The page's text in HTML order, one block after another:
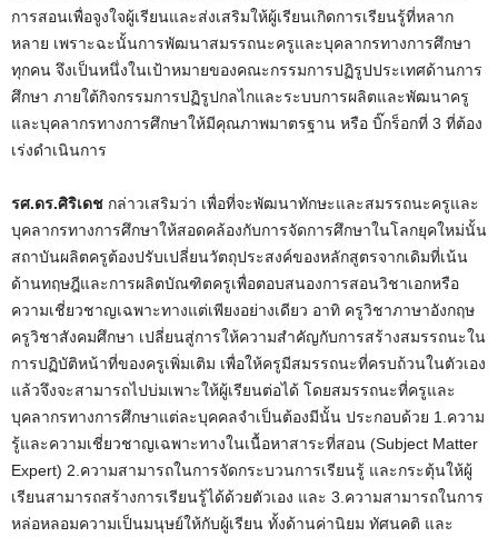
การสอนเพื่อจูงใจผู้เรียนและส่งเสริมให้ผู้เรียนเกิดการเรียนรู้ที่หลาก
หลาย เพราะฉะนั้นการพัฒนาสมรรถนะครูและบุคลากรทางการศึกษา
ทุกคน จึงเป็นหนึ่งในเป้าหมายของคณะกรรมการปฏิรูปประเทศด้านการ
ศึกษา ภายใต้กิจกรรมการปฏิรูปกลไกและระบบการผลิตและพัฒนาครู
และบุคลากรทางการศึกษาให้มีคุณภาพมาตรฐาน หรือ บิ๊กร็อกที่ 3 ที่ต้อง
เร่งดำเนินการ
รศ.ดร.ศิริเดช กล่าวเสริมว่า เพื่อที่จะพัฒนาทักษะและสมรรถนะครูและ
บุคลากรทางการศึกษาให้สอดคล้องกับการจัดการศึกษาในโลกยุคใหม่นั้น
สถาบันผลิตครูต้องปรับเปลี่ยนวัตถุประสงค์ของหลักสูตรจากเดิมที่เน้น
ด้านทฤษฎีและการผลิตบัณฑิตครูเพื่อตอบสนองการสอนวิชาเอกหรือ
ความเชี่ยวชาญเฉพาะทางแต่เพียงอย่างเดียว อาทิ ครูวิชาภาษาอังกฤษ
ครูวิชาสังคมศึกษา เปลี่ยนสู่การให้ความสำคัญกับการสร้างสมรรถนะใน
การปฏิบัติหน้าที่ของครูเพิ่มเติม เพื่อให้ครูมีสมรรถนะที่ครบถ้วนในตัวเอง
แล้วจึงจะสามารถไปบ่มเพาะให้ผู้เรียนต่อได้ โดยสมรรถนะที่ครูและ
บุคลากรทางการศึกษาแต่ละบุคคลจำเป็นต้องมีนั้น ประกอบด้วย 1.ความ
รู้และความเชี่ยวชาญเฉพาะทางในเนื้อหาสาระที่สอน (Subject Matter
Expert) 2.ความสามารถในการจัดกระบวนการเรียนรู้ และกระตุ้นให้ผู้
เรียนสามารถสร้างการเรียนรู้ได้ด้วยตัวเอง และ 3.ความสามารถในการ
หล่อหลอมความเป็นมนุษย์ให้กับผู้เรียน ทั้งด้านค่านิยม ทัศนคติ และ